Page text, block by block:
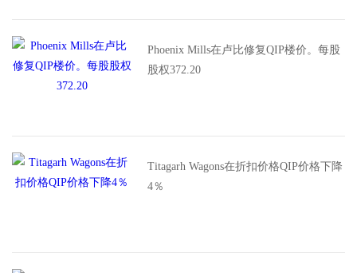
Phoenix Mills在卢比修复QIP楼价。每股
股权372.20
Titagarh Wagons在折扣价格QIP价格下降
4％